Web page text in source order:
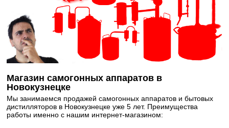
Магазин самогонных аппаратов в
Новокузнецке
Мы занимаемся продажей самогонных аппаратов и бытовых
дистилляторов в Новокузнецке уже 5 лет. Преимущества
работы именно с нашим интернет-магазином: